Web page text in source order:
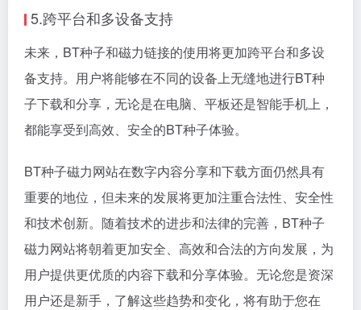
5.跨平台和多设备支持
未来，BT种子和磁力链接的使用将更加跨平台和多设
备支持。用户将能够在不同的设备上无缝地进行BT种
子下载和分享，无论是在电脑、平板还是智能手机上，
都能享受到高效、安全的BT种子体验。
BT种子磁力网站在数字内容分享和下载方面仍然具有
重要的地位，但未来的发展将更加注重合法性、安全性
和技术创新。随着技术的进步和法律的完善，BT种子
磁力网站将朝着更加安全、高效和合法的方向发展，为
用户提供更优质的内容下载和分享体验。无论您是资深
用户还是新手，了解这些趋势和变化，将有助于您在